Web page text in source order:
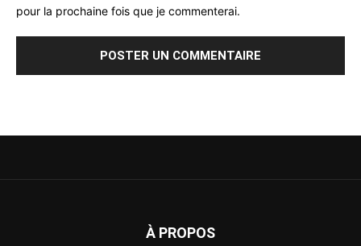
pour la prochaine fois que je commenterai.
À PROPOS